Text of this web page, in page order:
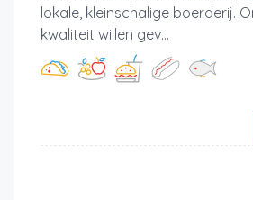
lokale, kleinschalige boerderij.
kwaliteit willen gev...